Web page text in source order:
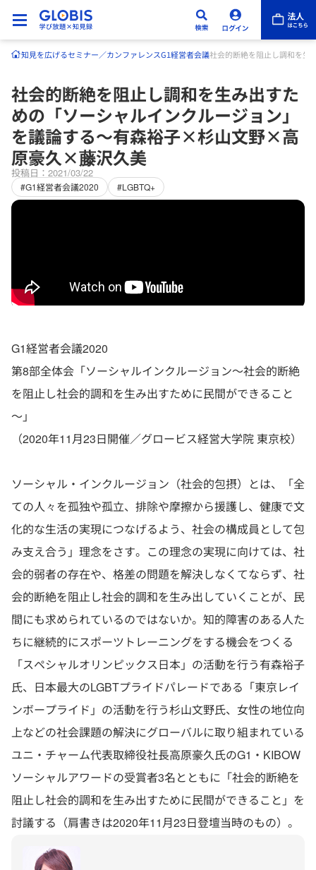
知見を広げるセミナー／カンファレンスG1経営者会議社会的断絶を阻止し調和を
社会的断絶を阻止し調和を生み出すた
めの「ソーシャルインクルージョン」
を議論する～有森裕子×杉山文野×高
原豪久×藤沢久美
投稿日：2021/03/22
#G1経営者会議2020 #LGBTQ+
G1経営者会議2020
第8部全体会「ソーシャルインクルージョン～社会的断絶
を阻止し社会的調和を生み出すために民間ができること
～」
（2020年11月23日開催／グロービス経営大学院 東京校）
ソーシャル・インクルージョン（社会的包摂）とは、「全
ての人々を孤独や孤立、排除や摩擦から援護し、健康で文
化的な生活の実現につなげるよう、社会の構成員として包
み支え合う」理念をさす。この理念の実現に向けては、社
会的弱者の存在や、格差の問題を解決しなくてならず、社
会的断絶を阻止し社会的調和を生み出していくことが、民
間にも求められているのではないか。知的障害のある人た
ちに継続的にスポーツトレーニングをする機会をつくる
「スペシャルオリンピックス日本」の活動を行う有森裕子
氏、日本最大のLGBTプライドパレードである「東京レイ
ンボープライド」の活動を行う杉山文野氏、女性の地位向
上などの社会課題の解決にグローバルに取り組まれている
ユニ・チャーム代表取締役社長高原豪久氏のG1・KIBOW
ソーシャルアワードの受賞者3名とともに「社会的断絶を
阻止し社会的調和を生み出すために民間ができること」を
討議する（肩書きは2020年11月23日登壇当時のもの）。